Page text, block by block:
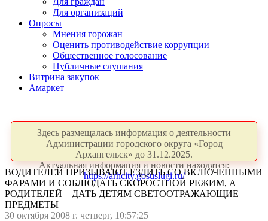
Для организаций
Опросы
Мнения горожан
Оценить противодействие коррупции
Общественное голосование
Публичные слушания
Витрина закупок
Амаркет
Здесь размещалась информация о деятельности
Администрации городского округа «Город
Архангельск» до 31.12.2025.
Актуальная информация и новости находятся:
https://arhcity.gosuslugi.ru/
ВОДИТЕЛЕЙ ПРИЗЫВАЮТ ЕЗДИТЬ СО ВКЛЮЧЕННЫМИ
ФАРАМИ И СОБЛЮДАТЬ СКОРОСТНОЙ РЕЖИМ, А
РОДИТЕЛЕЙ – ДАТЬ ДЕТЯМ СВЕТООТРАЖАЮЩИЕ
ПРЕДМЕТЫ
30 октября 2008 г. четверг, 10:57:25